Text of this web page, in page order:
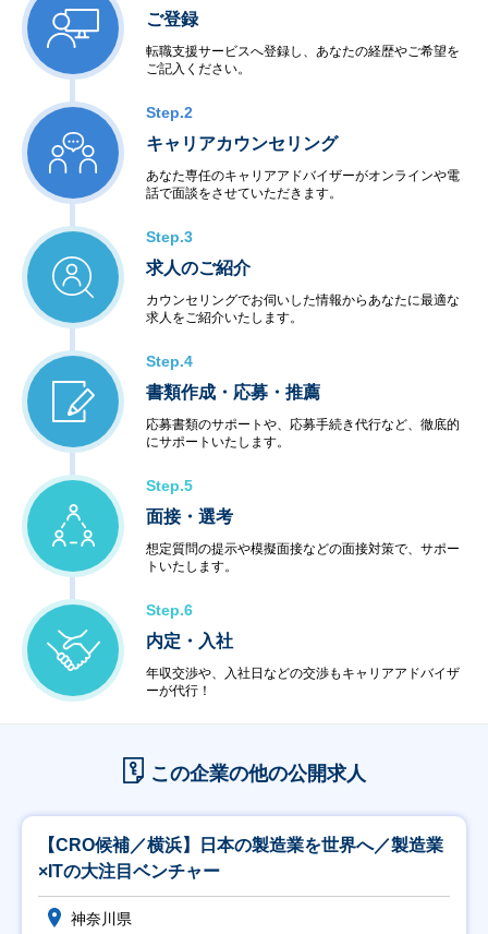
ご登録
転職支援サービスへ登録し、あなたの経歴やご希望を
ご記入ください。
Step.2
キャリアカウンセリング
あなた専任のキャリアアドバイザーがオンラインや電
話で面談をさせていただきます。
Step.3
求人のご紹介
カウンセリングでお伺いした情報からあなたに最適な
求人をご紹介いたします。
Step.4
書類作成・応募・推薦
応募書類のサポートや、応募手続き代行など、徹底的
にサポートいたします。
Step.5
面接・選考
想定質問の提示や模擬面接などの面接対策で、サポー
トいたします。
Step.6
内定・入社
年収交渉や、入社日などの交渉もキャリアアドバイザ
ーが代行！
この企業の他の公開求人
【CRO候補／横浜】日本の製造業を世界へ／製造業
×ITの大注目ベンチャー
神奈川県